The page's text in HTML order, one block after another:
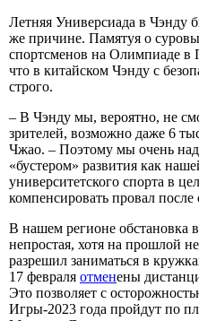
Летняя Универсиада в Чэнду
же причине. Памятуя о
спортсменов на Олимпиаде
что в китайском Чэнду с
строго.
– В Чэнду мы, вероятно, не
зрителей, возможно даже 6
Чжао. – Поэтому мы очень
«бустером» развития как
университетского спорта в
компенсировать провал
В нашем регионе обстановка
непростая, хотя на прошлой
разрешил заниматься в
17 февраля отменены
Это позволяет с
Игры-2023 года пройдут по